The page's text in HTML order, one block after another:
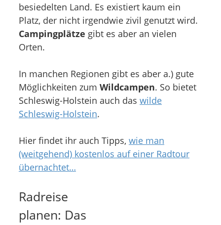
besiedelten Land. Es existiert kaum ein
Platz, der nicht irgendwie zivil genutzt wird.
Campingplätze gibt es aber an vielen
Orten.
In manchen Regionen gibt es aber a.) gute
Möglichkeiten zum Wildcampen. So bietet
Schleswig-Holstein auch das wilde
Schleswig-Holstein.
Hier findet ihr auch Tipps, wie man
(weitgehend) kostenlos auf einer Radtour
übernachtet…
Radreise
planen: Das